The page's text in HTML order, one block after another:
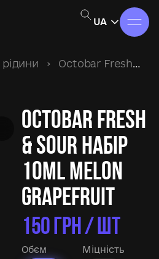
UA
› Octobar Fresh&Sour
Octobar Fresh
& Sour набір
10ml Melon
Grapefruit
150ГРН / ШТ
Обєм Міцність